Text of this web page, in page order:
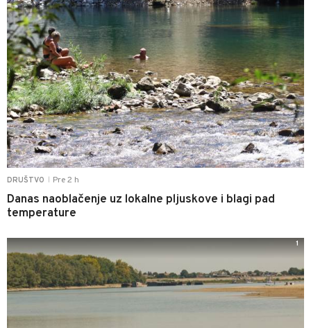
DRUŠTVO Pre 2 h
Danas naoblačenje uz lokalne pljuskove i blagi pad
temperature
1